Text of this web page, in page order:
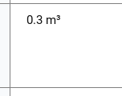
0.3 m³